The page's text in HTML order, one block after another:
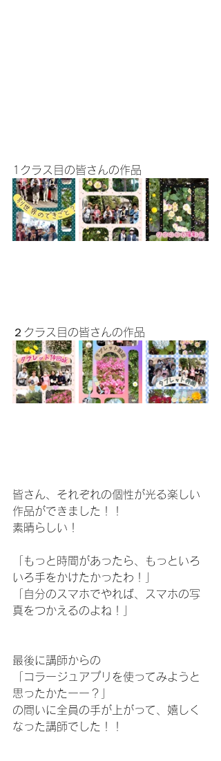
1クラス目の皆さんの作品
２クラス目の皆さんの作品
皆さん、それぞれの個性が光る楽しい
作品ができました！！
素晴らしい！
「もっと時間があったら、もっといろ
いろ手をかけたかったわ！」
「自分のスマホでやれば、スマホの写
真をつかえるのよね！」
最後に講師からの
「コラージュアプリを使ってみようと
思ったかたーー？」
の問いに全員の手が上がって、嬉しく
なった講師でした！！